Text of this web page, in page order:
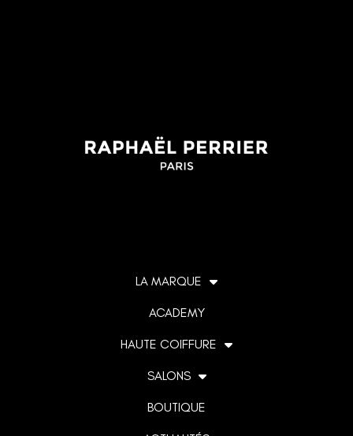
LA MARQUE
ACADEMY
HAUTE COIFFURE
SALONS
BOUTIQUE